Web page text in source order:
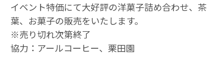
イベント特価にて大好評の洋菓子詰め合わせ、茶
葉、お菓子の販売をいたします。
※売り切れ次第終了
協力：アールコーヒー、栗田園